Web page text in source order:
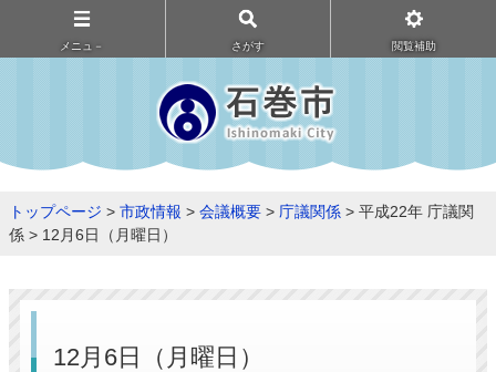
メニュ－ さがす 閲覧補助
トップページ > 市政情報 > 会議概要 > 庁議関係 > 平成22年 庁議関
係 > 12月6日（月曜日）
12月6日（月曜日）